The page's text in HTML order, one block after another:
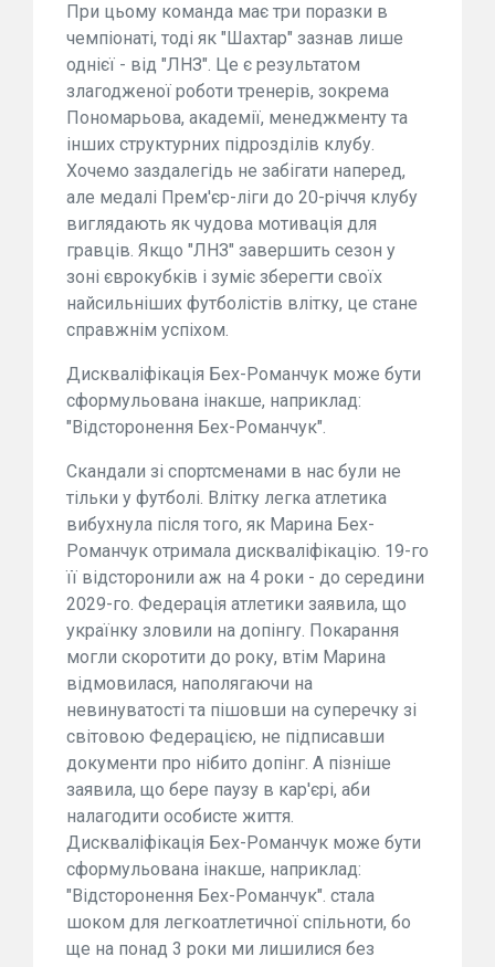
При цьому команда має три поразки в
чемпіонаті, тоді як "Шахтар" зазнав лише
однієї - від "ЛНЗ". Це є результатом
злагодженої роботи тренерів, зокрема
Пономарьова, академії, менеджменту та
інших структурних підрозділів клубу.
Хочемо заздалегідь не забігати наперед,
але медалі Прем'єр-ліги до 20-річчя клубу
виглядають як чудова мотивація для
гравців. Якщо "ЛНЗ" завершить сезон у
зоні єврокубків і зуміє зберегти своїх
найсильніших футболістів влітку, це стане
справжнім успіхом.
Дискваліфікація Бех-Романчук може бути
сформульована інакше, наприклад:
"Відсторонення Бех-Романчук".
Скандали зі спортсменами в нас були не
тільки у футболі. Влітку легка атлетика
вибухнула після того, як Марина Бех-
Романчук отримала дискваліфікацію. 19-го
її відсторонили аж на 4 роки - до середини
2029-го. Федерація атлетики заявила, що
українку зловили на допінгу. Покарання
могли скоротити до року, втім Марина
відмовилася, наполягаючи на
невинуватості та пішовши на суперечку зі
світовою Федерацією, не підписавши
документи про нібито допінг. А пізніше
заявила, що бере паузу в кар'єрі, аби
налагодити особисте життя.
Дискваліфікація Бех-Романчук може бути
сформульована інакше, наприклад:
"Відсторонення Бех-Романчук". стала
шоком для легкоатлетичної спільноти, бо
ще на понад 3 роки ми лишилися без